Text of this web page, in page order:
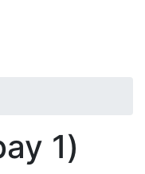
1)